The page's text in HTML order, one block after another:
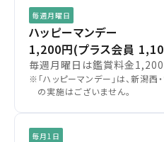
毎週月曜日
ハッピーマンデー
1,200円(プラス会員
毎週月曜日は鑑賞料金1,200
※「ハッピーマンデー」は、新潟西
の実施はございません。
毎月1日